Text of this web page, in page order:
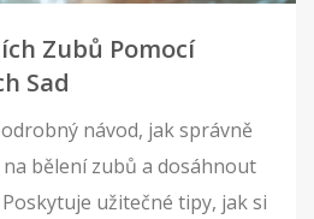
Zubů Pomocí
Sad
návod, jak správně
bělení zubů a dosáhnout
užitečné tipy, jak si